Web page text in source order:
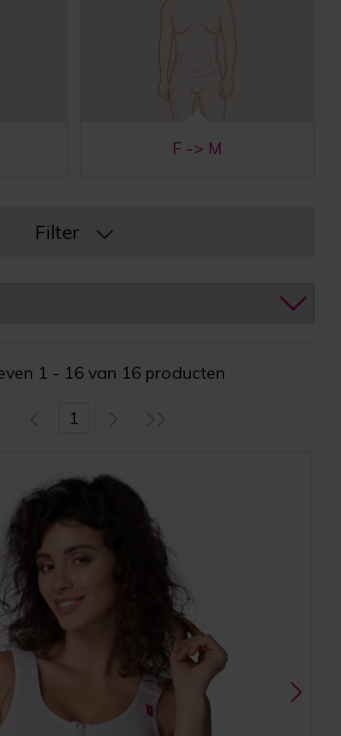
F -> M
Filter
1 - 16 van 16 producten
1